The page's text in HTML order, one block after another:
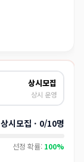
상시모집
상시 운영
상시모집 · 0/10명
선정 확률: 100%